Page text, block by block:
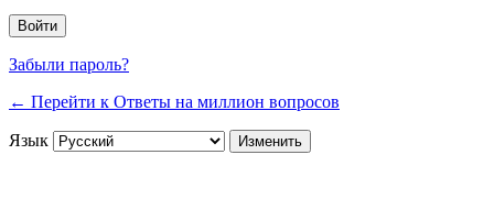
Забыли пароль?
← Перейти к Ответы на миллион вопросов
Язык